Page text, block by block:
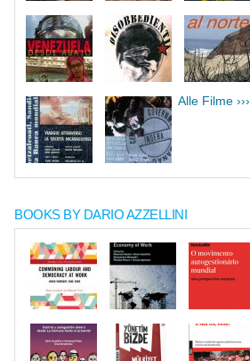
Alle Filme ›››
BOOKS BY DARIO AZZELLINI